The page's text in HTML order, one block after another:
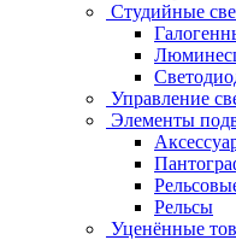
Студийные
Управление
Элементы
Рельсы
Уценённые